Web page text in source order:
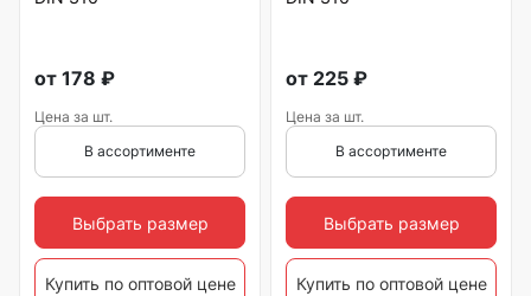
от 178 ₽
Цена за шт.
В ассортименте
Выбрать размер
Купить по оптовой цене
от 225 ₽
Цена за шт.
В ассортименте
Выбрать размер
Купить по оптовой цене